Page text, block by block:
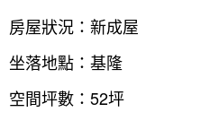
房屋狀況：新成屋
坐落地點：基隆
空間坪數：52坪